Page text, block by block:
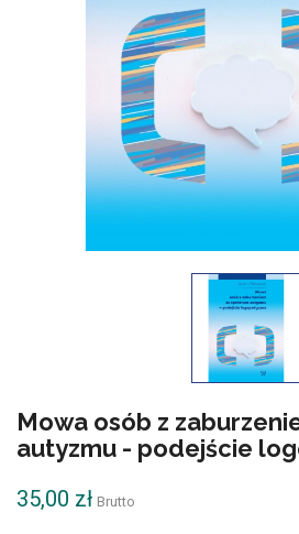
Mowa osób z
autyzmu - podejście
35,00 zł Brutto